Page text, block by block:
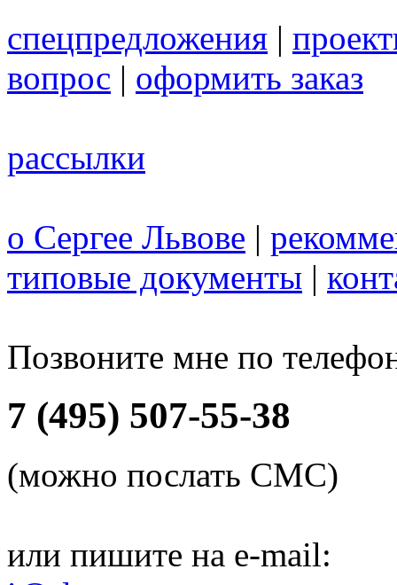
спецпредложения |
вопрос | оформить заказ
рассылки
о Сергее Львове |
типовые документы |
Позвоните мне по
7 (495) 507-55-38
(можно послать СМС)
или пишите на e-mail: